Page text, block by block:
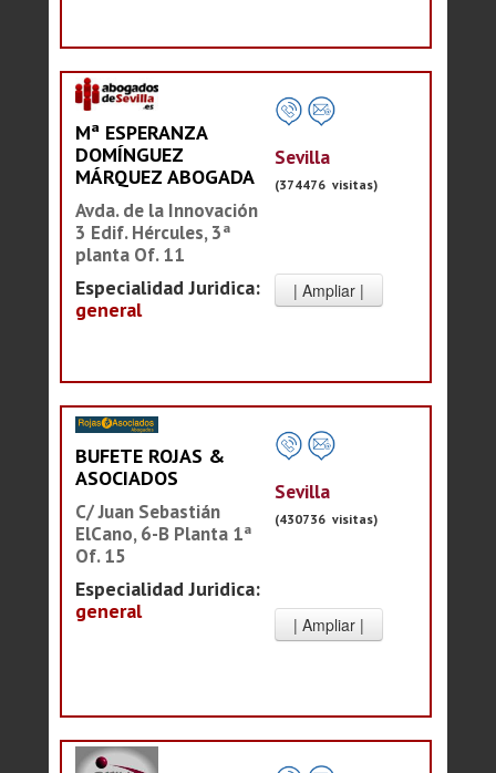
Mª ESPERANZA
DOMÍNGUEZ
MÁRQUEZ ABOGADA
Avda. de la Innovación
3 Edif. Hércules, 3ª
planta Of. 11
Especialidad Juridica:
general
Sevilla
(374476 visitas)
BUFETE ROJAS &
ASOCIADOS
C/ Juan Sebastián
ElCano, 6-B Planta 1ª
Of. 15
Especialidad Juridica:
general
Sevilla
(430736 visitas)